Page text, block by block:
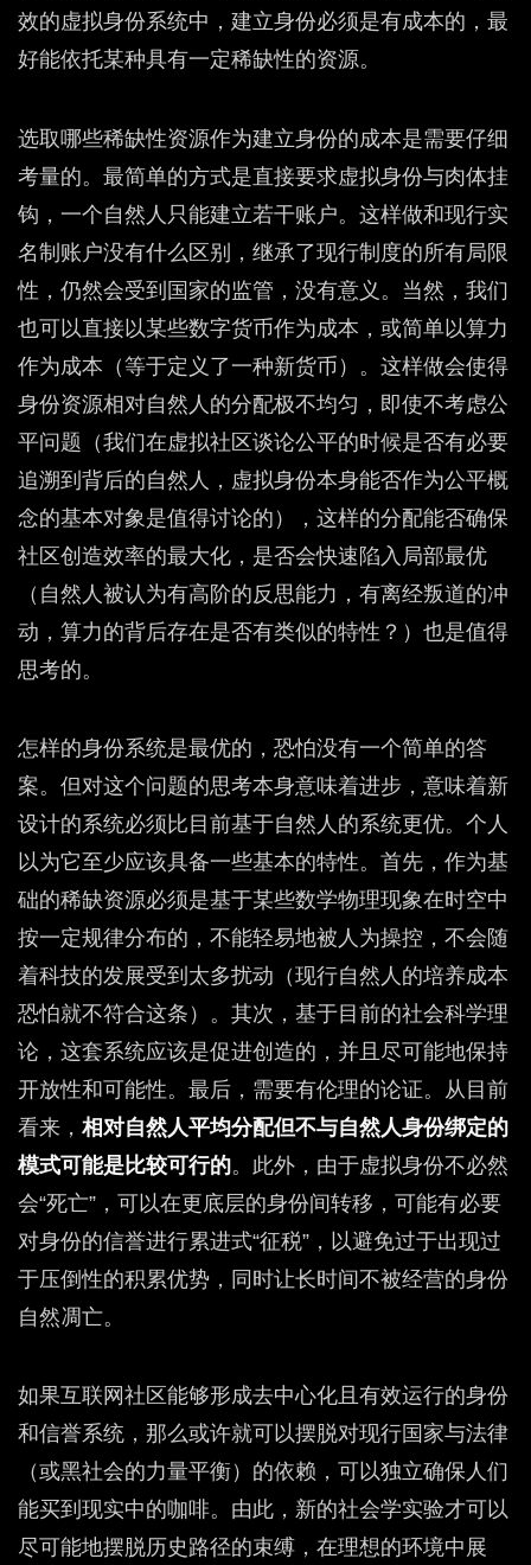
效的虚拟身份系统中，建立身份必须是有成本的，最
好能依托某种具有一定稀缺性的资源。
选取哪些稀缺性资源作为建立身份的成本是需要仔细
考量的。最简单的方式是直接要求虚拟身份与肉体挂
钩，一个自然人只能建立若干账户。这样做和现行实
名制账户没有什么区别，继承了现行制度的所有局限
性，仍然会受到国家的监管，没有意义。当然，我们
也可以直接以某些数字货币作为成本，或简单以算力
作为成本（等于定义了一种新货币）。这样做会使得
身份资源相对自然人的分配极不均匀，即使不考虑公
平问题（我们在虚拟社区谈论公平的时候是否有必要
追溯到背后的自然人，虚拟身份本身能否作为公平概
念的基本对象是值得讨论的），这样的分配能否确保
社区创造效率的最大化，是否会快速陷入局部最优
（自然人被认为有高阶的反思能力，有离经叛道的冲
动，算力的背后存在是否有类似的特性？）也是值得
思考的。
怎样的身份系统是最优的，恐怕没有一个简单的答
案。但对这个问题的思考本身意味着进步，意味着新
设计的系统必须比目前基于自然人的系统更优。个人
以为它至少应该具备一些基本的特性。首先，作为基
础的稀缺资源必须是基于某些数学物理现象在时空中
按一定规律分布的，不能轻易地被人为操控，不会随
着科技的发展受到太多扰动（现行自然人的培养成本
恐怕就不符合这条）。其次，基于目前的社会科学理
论，这套系统应该是促进创造的，并且尽可能地保持
开放性和可能性。最后，需要有伦理的论证。从目前
看来， 相对自然人平均分配但不与自然人身份绑定的
模式可能是比较可行的。此外，由于虚拟身份不必然
会“死亡”，可以在更底层的身份间转移，可能有必要
对身份的信誉进行累进式“征税”，以避免过于出现过
于压倒性的积累优势，同时让长时间不被经营的身份
自然凋亡。
如果互联网社区能够形成去中心化且有效运行的身份
和信誉系统，那么或许就可以摆脱对现行国家与法律
（或黑社会的力量平衡）的依赖，可以独立确保人们
能买到现实中的咖啡。由此，新的社会学实验才可以
尽可能地摆脱历史路径的束缚，在理想的环境中展